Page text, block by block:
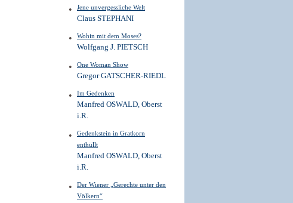
Jene unvergessliche Welt
Claus STEPHANI
Wohin mit dem Moses?
Wolfgang J. PIETSCH
One Woman Show
Gregor GATSCHER-RIEDL
Im Gedenken
Manfred OSWALD, Oberst
i.R.
Gedenkstein in Gratkorn
enthüllt
Manfred OSWALD, Oberst
i.R.
Der Wiener „Gerechte unter den
Völkern“